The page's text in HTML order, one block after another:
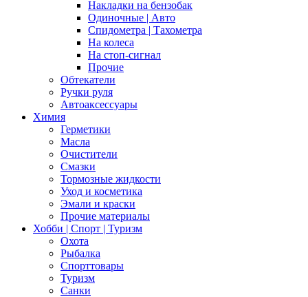
Накладки на бензобак
Одиночные | Авто
Спидометра | Тахометра
На колеса
На стоп-сигнал
Прочие
Обтекатели
Ручки руля
Автоаксессуары
Химия
Герметики
Масла
Очистители
Смазки
Тормозные жидкости
Уход и косметика
Эмали и краски
Прочие материалы
Хобби | Cпорт | Туризм
Охота
Рыбалка
Спорттовары
Туризм
Санки